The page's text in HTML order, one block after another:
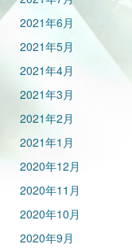
2021年6月
2021年5月
2021年4月
2021年3月
2021年2月
2021年1月
2020年12月
2020年11月
2020年10月
2020年9月